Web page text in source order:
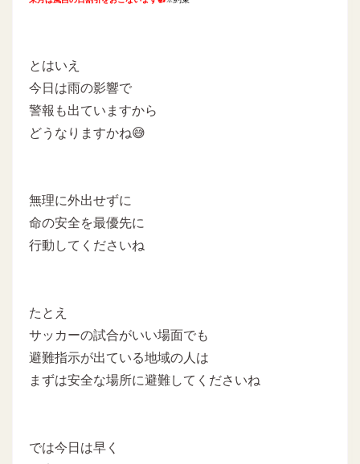
とはいえ
今日は雨の影響で
警報も出ていますから
どうなりますかね😅
無理に外出せずに
命の安全を最優先に
行動してくださいね
たとえ
サッカーの試合がいい場面でも
避難指示が出ている地域の人は
まずは安全な場所に避難してくださいね
では今日は早く